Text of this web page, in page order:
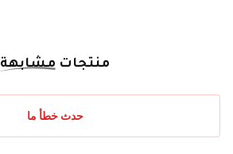
منتجات مشابهة
حدث خطأ ما